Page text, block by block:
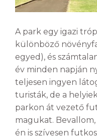
A park egy igazi
különböző
egyed), és
év minden napján
teljesen ingyen
turisták, de a
parkon át vezető
magukat.
én is szívesen